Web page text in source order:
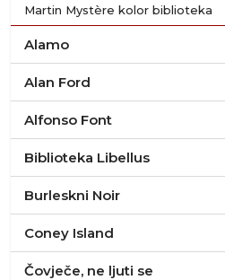
Martin Mystère kolor biblioteka
Alamo
Alan Ford
Alfonso Font
Biblioteka Libellus
Burleskni Noir
Coney Island
Čovječe, ne ljuti se